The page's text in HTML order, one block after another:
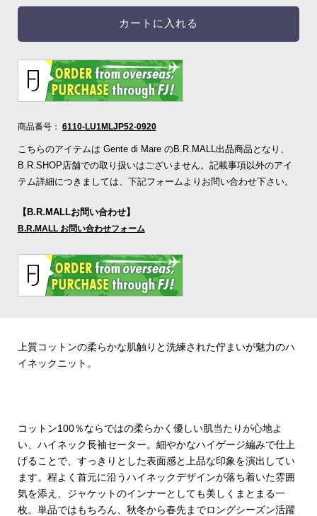
カートに入れる
商品番号： 6110-LU1MLJP52-0920
こちらのアイテムは Gente di Mare のB.R.MALL出品商品となり、
B.R.SHOP店舗での取り扱いはございません。記載事項以外のアイ
テム詳細につきましては、下記フォームよりお問い合わせ下さい。
【B.R.MALLお問い合わせ】
B.R.MALL お問い合わせフォーム
上質コットンの柔らかな肌触りと洗練された佇まいが魅力のハ
イネックニット。
コットン100％ならではの柔らかく優しい肌当たりが心地よ
い、ハイネック長袖セーター。細やかなハイゲージ編みで仕上
げることで、すっきりとした表面感と上品な印象を演出してい
ます。程よく首元に沿うハイネックデザインが落ち着いた雰囲
気を添え、ジャケットのインナーとしても美しくまとまる一
枚。単品ではもちろん、秋冬から春先までロングシーズン活躍